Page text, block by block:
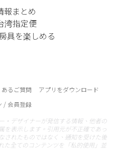
まとめ
指定便
を楽しめる
あるご質問
アプリをダウンロード
/ 会員登録
・デザイナーが発信する情報、他者の
を表示します。引用元が不正確であっ
されたものではなく、通知を受けた後
た全てのコンテンツを「私的使用」並